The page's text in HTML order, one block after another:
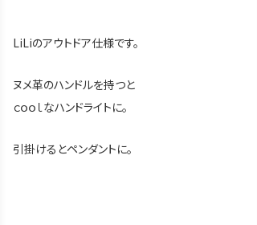
LiLiのアウトドア仕様です。
ヌメ革のハンドルを持つと
ｃｏｏｌなハンドライトに。
引掛けるとペンダントに。